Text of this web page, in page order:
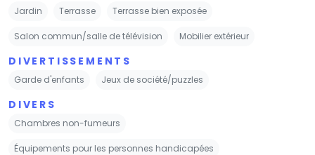
Jardin Terrasse Terrasse bien exposée
Salon commun/salle de télévision Mobilier extérieur
DIVERTISSEMENTS
Garde d'enfants Jeux de société/puzzles
DIVERS
Chambres non-fumeurs
Équipements pour les personnes handicapées